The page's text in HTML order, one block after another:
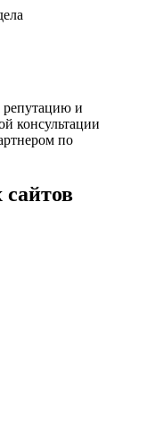
и
консультации
по